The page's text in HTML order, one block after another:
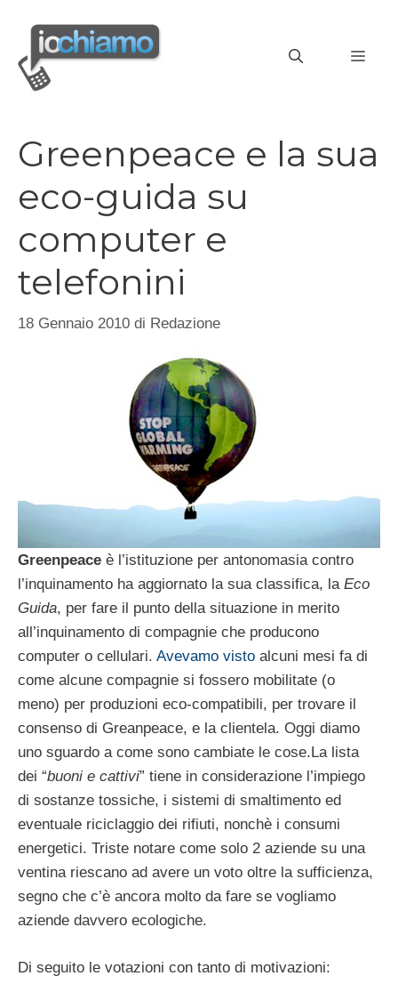
contenuto
Greenpeace e la sua
eco-guida su
computer e
telefonini
18 Gennaio 2010 di Redazione
Greenpeace è l’istituzione per antonomasia contro
l’inquinamento ha aggiornato la sua classifica, la Eco
Guida, per fare il punto della situazione in merito
all’inquinamento di compagnie che producono
computer o cellulari. Avevamo visto alcuni mesi fa di
come alcune compagnie si fossero mobilitate (o
meno) per produzioni eco-compatibili, per trovare il
consenso di Greanpeace, e la clientela. Oggi diamo
uno sguardo a come sono cambiate le cose.La lista
dei “buoni e cattivi” tiene in considerazione l’impiego
di sostanze tossiche, i sistemi di smaltimento ed
eventuale riciclaggio dei rifiuti, nonchè i consumi
energetici. Triste notare come solo 2 aziende su una
ventina riescano ad avere un voto oltre la sufficienza,
segno che c’è ancora molto da fare se vogliamo
aziende davvero ecologiche.
Di seguito le votazioni con tanto di motivazioni: